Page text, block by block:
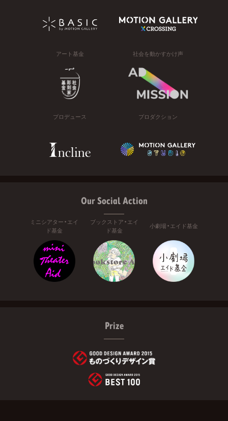
アート基金 社会を動かすかけ声
プロデュース プロダクション
Our Social Action
ミニシアター・エイ
ド基金
ブックストア・エイ
ド基金
小劇場・エイド基金
Prize